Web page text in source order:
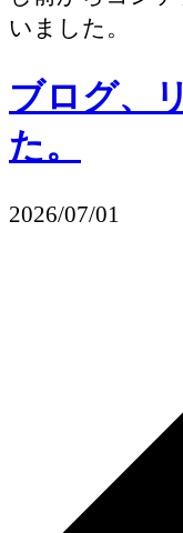
いました。
ブログ、
た。
2026/07/01